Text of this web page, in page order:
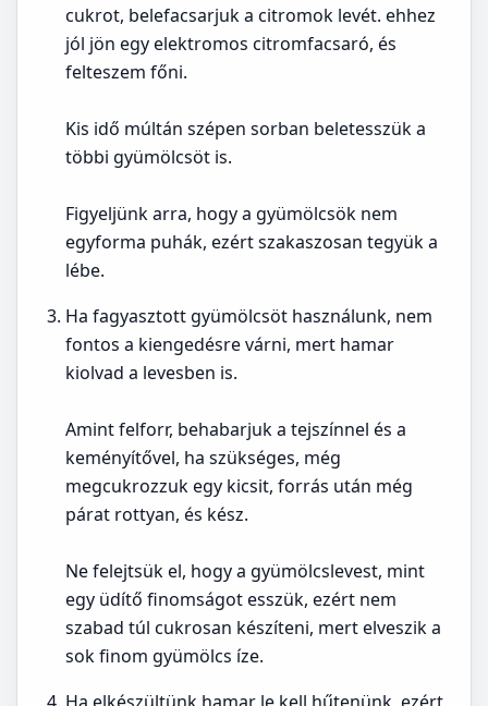
cukrot, belefacsarjuk a citromok levét. ehhez
jól jön egy elektromos citromfacsaró, és
felteszem főni.
Kis idő múltán szépen sorban beletesszük a
többi gyümölcsöt is.
Figyeljünk arra, hogy a gyümölcsök nem
egyforma puhák, ezért szakaszosan tegyük a
lébe.
Ha fagyasztott gyümölcsöt használunk, nem
fontos a kiengedésre várni, mert hamar
kiolvad a levesben is.
Amint felforr, behabarjuk a tejszínnel és a
keményítővel, ha szükséges, még
megcukrozzuk egy kicsit, forrás után még
párat rottyan, és kész.
Ne felejtsük el, hogy a gyümölcslevest, mint
egy üdítő finomságot esszük, ezért nem
szabad túl cukrosan készíteni, mert elveszik a
sok finom gyümölcs íze.